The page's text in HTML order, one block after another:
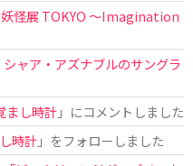
怪展 TOKYO 〜Imagination
ャア・アズナブルのサングラ
まし時計」にコメントしました
時計」をフォローしました